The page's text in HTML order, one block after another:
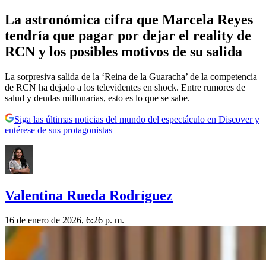
La astronómica cifra que Marcela Reyes
tendría que pagar por dejar el reality de
RCN y los posibles motivos de su salida
La sorpresiva salida de la ‘Reina de la Guaracha’ de la competencia
de RCN ha dejado a los televidentes en shock. Entre rumores de
salud y deudas millonarias, esto es lo que se sabe.
Siga las últimas noticias del mundo del espectáculo en Discover y
entérese de sus protagonistas
Valentina Rueda Rodríguez
16 de enero de 2026, 6:26 p. m.